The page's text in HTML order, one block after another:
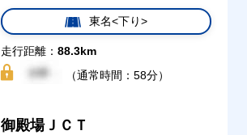
東名<下り>
走行距離： 88.3km
（通常時間：58分）
御殿場ＪＣＴ